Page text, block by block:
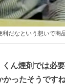
だなという想いで商
ん煙剤では必
ったそうです